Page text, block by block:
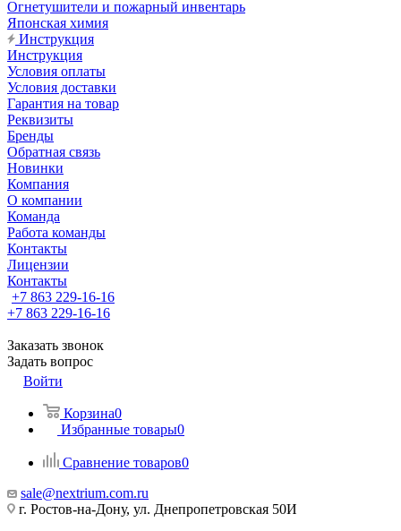
Огнетушители и пожарный инвентарь
Японская химия
Инструкция
Инструкция
Условия оплаты
Условия доставки
Гарантия на товар
Реквизиты
Бренды
Обратная связь
Новинки
Компания
О компании
Команда
Работа команды
Контакты
Лицензии
Контакты
+7 863 229-16-16
+7 863 229-16-16
Заказать звонок
Задать вопрос
Войти
Корзина0
Избранные товары0
Сравнение товаров0
sale@nextrium.com.ru
г. Ростов-на-Дону, ул. Днепропетровская 50И